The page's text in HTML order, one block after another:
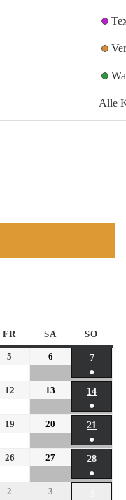
Alle
FR SA SO
5 6
7
●
12 13
14
●
19 20
21
●
26 27
28
●
2 3